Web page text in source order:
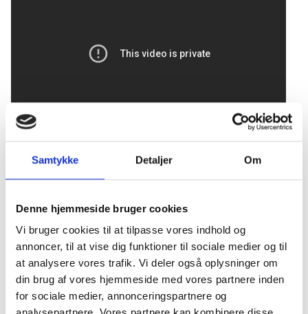
Samtykke Detaljer Om
Denne hjemmeside bruger cookies
Vi bruger cookies til at tilpasse vores indhold og
annoncer, til at vise dig funktioner til sociale medier og til
at analysere vores trafik. Vi deler også oplysninger om
din brug af vores hjemmeside med vores partnere inden
for sociale medier, annonceringspartnere og